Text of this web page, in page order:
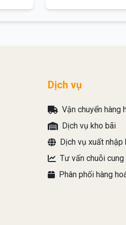
Dịch vụ
Vận chuyển hàng
Dịch vụ kho bãi
Dịch vụ xuất nhập
Tư vấn chuỗi
Phân phối hàng